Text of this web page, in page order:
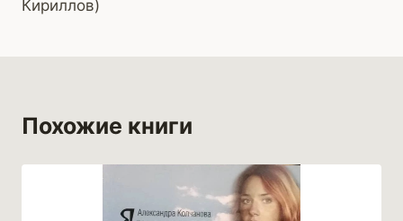
Кириллов)
Похожие книги